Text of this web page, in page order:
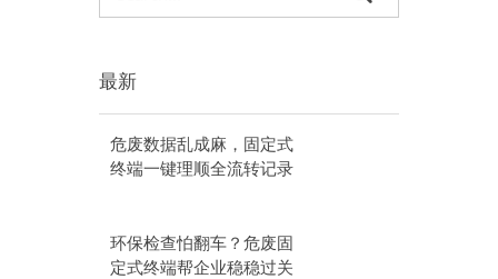
最新
危废数据乱成麻，固定式
终端一键理顺全流转记录
环保检查怕翻车？危废固
定式终端帮企业稳稳过关